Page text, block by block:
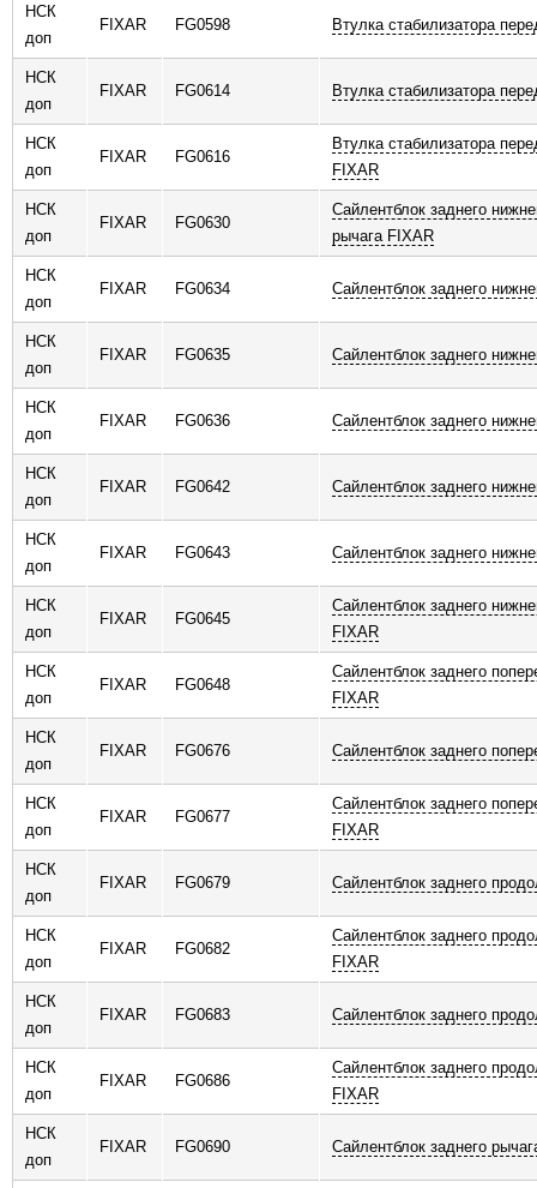
НСК
доп
FIXAR FG0598 Втулка стабилизатора
НСК
доп
FIXAR FG0614 Втулка стабилизатора
НСК
доп
FIXAR FG0616
Втулка стабилизатора
FIXAR
НСК
доп
FIXAR FG0630
Сайлентблок заднего
рычага FIXAR
НСК
доп
FIXAR FG0634 Сайлентблок заднего
НСК
доп
FIXAR FG0635 Сайлентблок заднего
НСК
доп
FIXAR FG0636 Сайлентблок заднего
НСК
доп
FIXAR FG0642 Сайлентблок заднего
НСК
доп
FIXAR FG0643 Сайлентблок заднего
НСК
доп
FIXAR FG0645
Сайлентблок заднего
FIXAR
НСК
доп
FIXAR FG0648
Сайлентблок заднего
FIXAR
НСК
доп
FIXAR FG0676 Сайлентблок заднего
НСК
доп
FIXAR FG0677
Сайлентблок заднего
FIXAR
НСК
доп
FIXAR FG0679 Сайлентблок заднего
НСК
доп
FIXAR FG0682
Сайлентблок заднего
FIXAR
НСК
доп
FIXAR FG0683 Сайлентблок заднего
НСК
доп
FIXAR FG0686
Сайлентблок заднего
FIXAR
НСК
доп
FIXAR FG0690 Сайлентблок заднего